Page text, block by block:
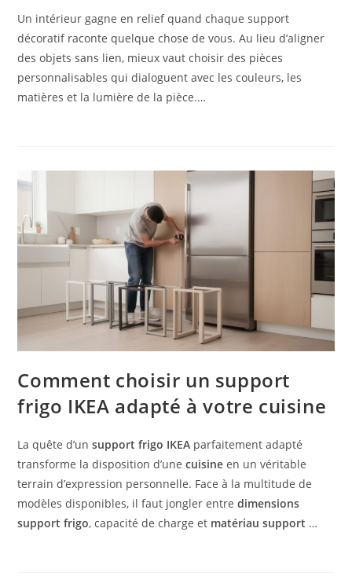
Un intérieur gagne en relief quand chaque support
décoratif raconte quelque chose de vous. Au lieu d’aligner
des objets sans lien, mieux vaut choisir des pièces
personnalisables qui dialoguent avec les couleurs, les
matières et la lumière de la pièce.…
Comment choisir un support
frigo IKEA adapté à votre cuisine
La quête d’unsupport frigo IKEA parfaitement adapté
transforme la disposition d’unecuisine en un véritable
terrain d’expression personnelle. Face à la multitude de
modèles disponibles, il faut jongler entredimensions
support frigo, capacité de charge et matériau support …